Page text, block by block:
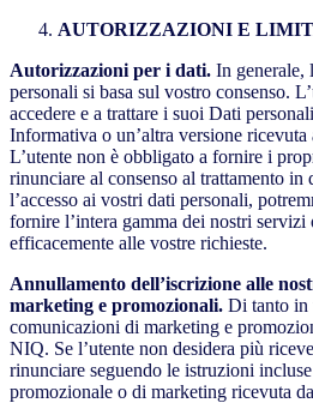
AUTORIZZAZIONI E
Autorizzazioni per i dati. In generale,
personali si basa sul vostro consenso.
accedere e a trattare i suoi Dati
Informativa o un’altra versione
L’utente non è obbligato a fornire i
rinunciare al consenso al trattamento in
l’accesso ai vostri dati personali,
fornire l’intera gamma dei nostri servizi
efficacemente alle vostre richieste.
Annullamento dell’iscrizione alle
marketing e promozionali. Di tanto in
comunicazioni di marketing e
NIQ. Se l’utente non desidera più
rinunciare seguendo le istruzioni
promozionale o di marketing ricevuta